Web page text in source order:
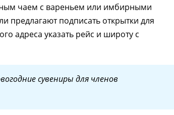
чаем с вареньем или имбирными
предлагают подписать открытки для
адреса указать рейс и широту с
сувениры для членов